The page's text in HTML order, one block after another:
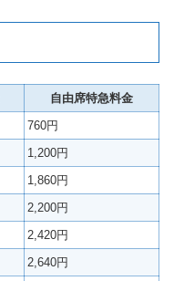
自由席特急料金
760円
1,200円
1,860円
2,200円
2,420円
2,640円